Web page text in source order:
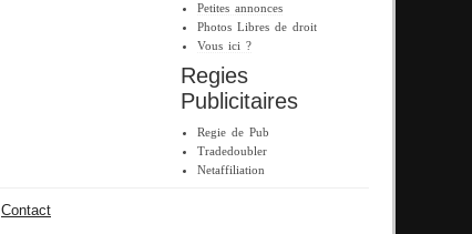
Petites annonces
Photos Libres de droit
Vous ici ?
Regies
Publicitaires
Regie de Pub
Tradedoubler
Netaffiliation
Contact